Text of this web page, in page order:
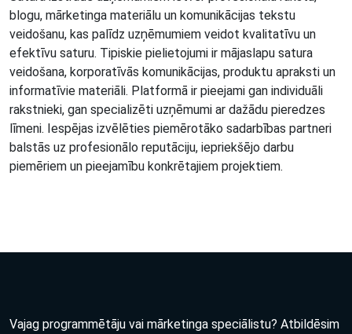
blogu, mārketinga materiālu un komunikācijas tekstu
veidošanu, kas palīdz uzņēmumiem veidot kvalitatīvu un
efektīvu saturu. Tipiskie pielietojumi ir mājaslapu satura
veidošana, korporatīvās komunikācijas, produktu apraksti un
informatīvie materiāli. Platformā ir pieejami gan individuāli
rakstnieki, gan specializēti uzņēmumi ar dažādu pieredzes
līmeni. Iespējas izvēlēties piemērotāko sadarbības partneri
balstās uz profesionālo reputāciju, iepriekšējo darbu
piemēriem un pieejamību konkrētajiem projektiem.
Vajag programmētāju vai mārketinga speciālistu? Atbildēsim